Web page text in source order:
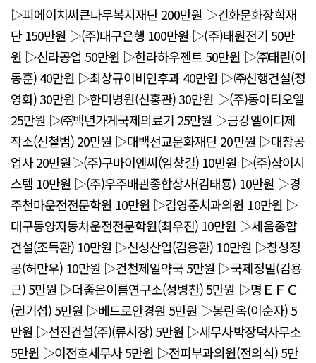
▷피에이치씨큰나무복지재단 200만원 ▷건화문화장학재
단 150만원 ▷(주)대구은행 100만원 ▷(주)태원전기 50만
원 ▷신라공업 50만원 ▷한라하우젠트 50만원 ▷㈜태린(이
동훈) 40만원 ▷최상규이비인후과 40만원 ▷㈜신행건설(정
영화) 30만원 ▷한미병원(신홍관) 30만원 ▷(주)동아티오엘
25만원 ▷㈜백년가게국제의료기 25만원 ▷금강엘이디제
작소(신철범) 20만원 ▷대백선교문화재단 20만원 ▷대창공
업사 20만원▷(주)구마이엔씨(임창길) 10만원 ▷(주)삼이시
스템 10만원 ▷(주)우주배관종합상사(김태룡) 10만원 ▷경
주천마운전전문학원 10만원 ▷김영준치과의원 10만원 ▷
대구동양자동차운전전문학원(최우진) 10만원 ▷세움종합
건설(조득환) 10만원 ▷신성산업(김용환) 10만원 ▷창성정
공(허만우) 10만원 ▷건천제일약국 5만원 ▷국제정밀(김용
근) 5만원 ▷더좋은이름연구소(성병찬) 5만원 ▷명ＥＦＣ
(권기섭) 5만원 ▷베드로안경원 5만원 ▷봉란옥(이순자) 5
만원 ▷선진건설(주)(류시장) 5만원 ▷세무사박장덕사무소
5만원 ▷이전호세무사 5만원 ▷전피부과의원(전의식) 5만